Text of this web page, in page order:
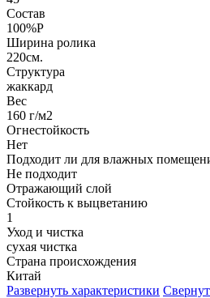
Состав
100%P
Ширина ролика
220см.
Структура
жаккард
Вес
160 г/м2
Огнестойкость
Нет
Подходит ли для влажных
Не подходит
Отражающий слой
Стойкость к выцветанию
1
Уход и чистка
сухая чистка
Страна происхождения
Китай
Развернуть характеристики